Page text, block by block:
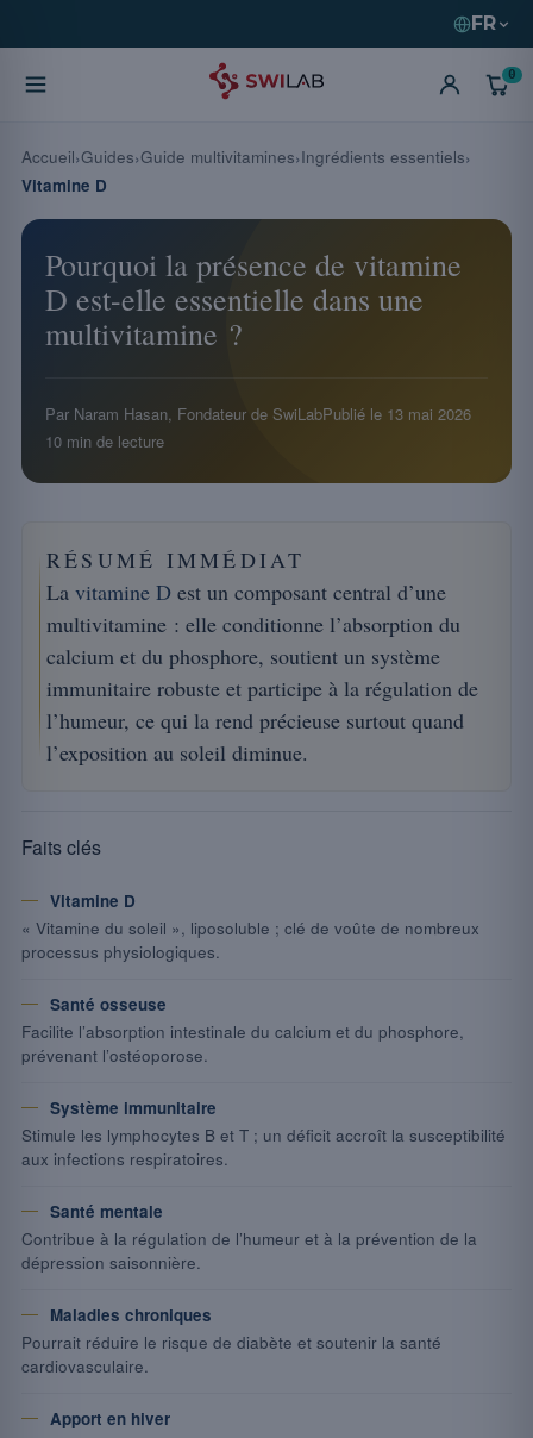
FR
0
Pourquoi la présence de vitamine
D est-elle essentielle dans une
multivitamine ?
Par Naram Hasan, Fondateur de SwiLabPublié le 13 mai 2026
10 min de lecture
RÉSUMÉ IMMÉDIAT
La vitamine D est un composant central d’une
multivitamine : elle conditionne l’absorption du
calcium et du phosphore, soutient un système
immunitaire robuste et participe à la régulation de
l’humeur, ce qui la rend précieuse surtout quand
l’exposition au soleil diminue.
Faits clés
Vitamine D
« Vitamine du soleil », liposoluble ; clé de voûte de nombreux
processus physiologiques.
Santé osseuse
Facilite l’absorption intestinale du calcium et du phosphore,
prévenant l’ostéoporose.
Système immunitaire
Stimule les lymphocytes B et T ; un déficit accroît la susceptibilité
aux infections respiratoires.
Santé mentale
Contribue à la régulation de l’humeur et à la prévention de la
dépression saisonnière.
Maladies chroniques
Pourrait réduire le risque de diabète et soutenir la santé
cardiovasculaire.
Apport en hiver
Accueil Guides Guide multivitamines Ingrédients essentiels
Vitamine D